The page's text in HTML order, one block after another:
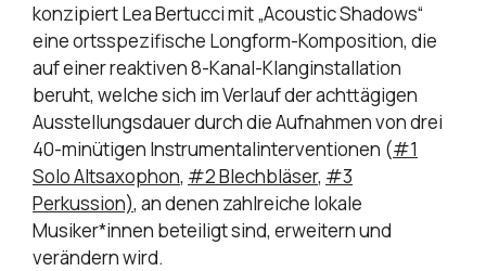
konzipiert Lea Bertucci mit „Acoustic Shadows“
eine ortsspezifische Longform-Komposition, die
auf einer reaktiven 8-Kanal-Klanginstallation
beruht, welche sich im Verlauf der achttägigen
Ausstellungsdauer durch die Aufnahmen von drei
40-minütigen Instrumentalinterventionen (#1
Solo Altsaxophon, #2 Blechbläser, #3
Perkussion), an denen zahlreiche lokale
Musiker*innen beteiligt sind, erweitern und
verändern wird.